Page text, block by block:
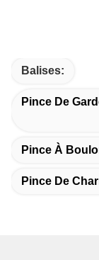
Balises:
Pince De
Pince À
Pince De